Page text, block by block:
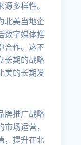
多样性。
北美当地企
数字媒体推
合作。这不
长期的战略
美的长期发
牌推广战略
场运营，
，提升在北